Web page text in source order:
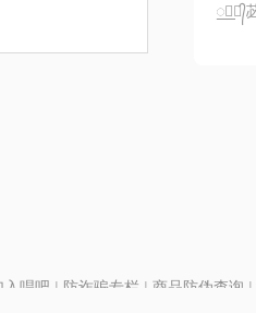
入唱吧 | 防诈骗专栏 | 商品防伪查询 |